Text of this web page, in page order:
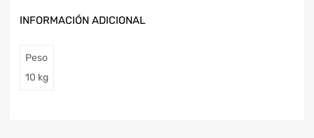
INFORMACIÓN ADICIONAL
Peso
10 kg